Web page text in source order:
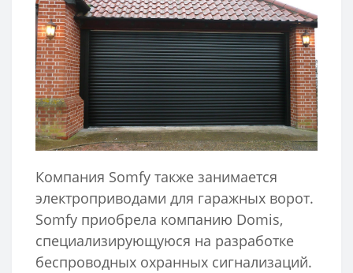
Компания Somfy также занимается
электроприводами для гаражных ворот.
Somfy приобрела компанию Domis,
специализирующуюся на разработке
беспроводных охранных сигнализаций.